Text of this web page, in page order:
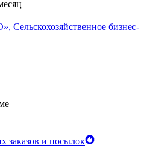
Сельскохозяйственное бизнес-
заказов и посылок